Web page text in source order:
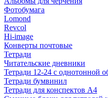
Фотобумага
Lomond
Revcol
Hi-image
Конверты почтовые
Тетради
Читательские дневники
Тетради 12-24 с однотонной
Тетради бумвинил
Тетради для конспектов А4